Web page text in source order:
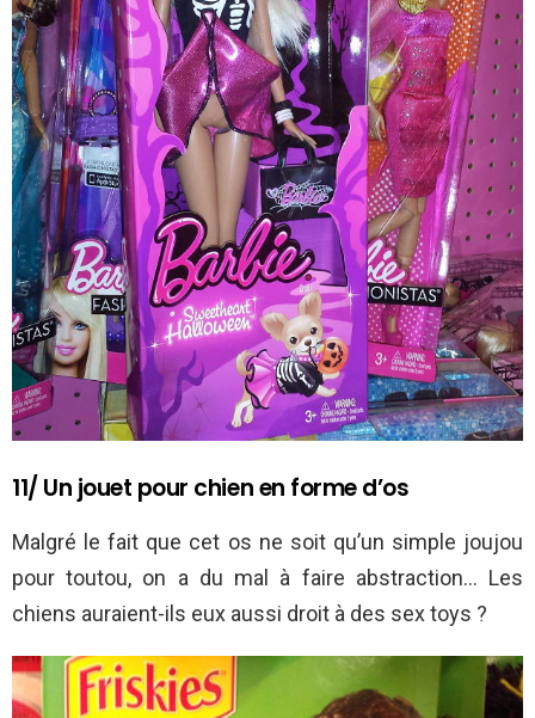
11/ Un jouet pour chien en forme d’os
Malgré le fait que cet os ne soit qu’un simple joujou
pour toutou, on a du mal à faire abstraction… Les
chiens auraient-ils eux aussi droit à des sex toys ?